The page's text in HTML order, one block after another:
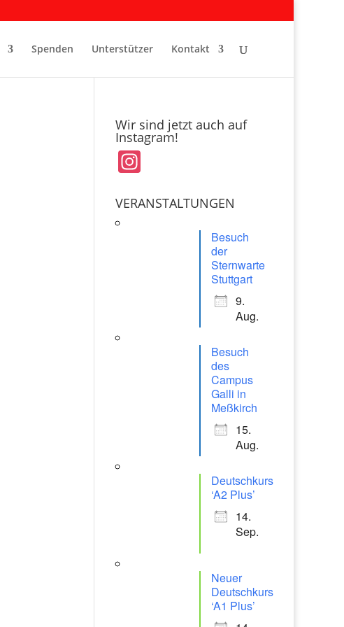
Spenden Unterstützer Kontakt
Wir sind jetzt auch auf
Instagram!
In
a
VERANSTALTUNGEN
Besuch
der
Sternwarte
Stuttgart
9.
Aug.
Besuch
des
Campus
Galli in
Meßkirch
15.
Aug.
Deutschkurs
‘A2 Plus’
14.
Sep.
Neuer
Deutschkurs
‘A1 Plus’